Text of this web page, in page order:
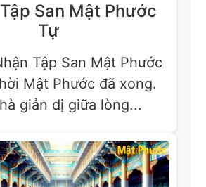
San Mật Phước
Tự
Tập San Mật Phước
Mật Phước đã xong.
giản dị giữa lòng...